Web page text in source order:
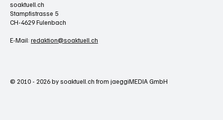
soaktuell.ch
Stampfistrasse 5
CH-4629 Fulenbach
E-Mail: redaktion@soaktuell.ch
© 2010 - 2026 by soaktuell.ch from jaeggiMEDIA GmbH